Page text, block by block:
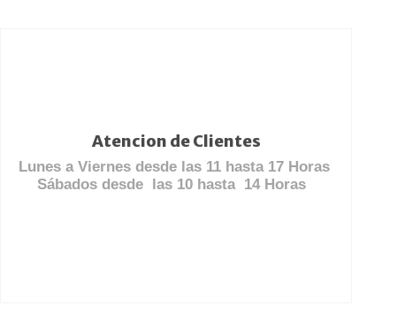
Atencion de Clientes
Lunes a Viernes desde las 11 hasta 17 Horas
Sábados desde las 10 hasta 14 Horas